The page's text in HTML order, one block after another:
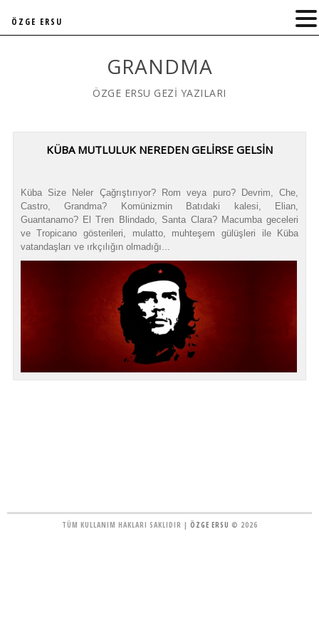
GRANDMA
ÖZGE ERSU GEZİ YAZILARI
KÜBA MUTLULUK NEREDEN GELİRSE GELSİN
Küba Size Neler Çağrıştırıyor? Rom veya puro? Devrim, Che,
Castro, Grandma? Komünizmin Batıdaki kalesi, Elian,
Guantanamo? El Tren Blindado, Santa Clara? Macumba geceleri
ve Tropicano gösterileri, mulatto, muhteşem gülüşleri ile Küba
vatandaşları ve ırkçılığın olmadığı...
TÜM KULLANIM HAKLARI SAKLIDIR | ÖZGE ERSU © 2026
ÖZGE ERSU